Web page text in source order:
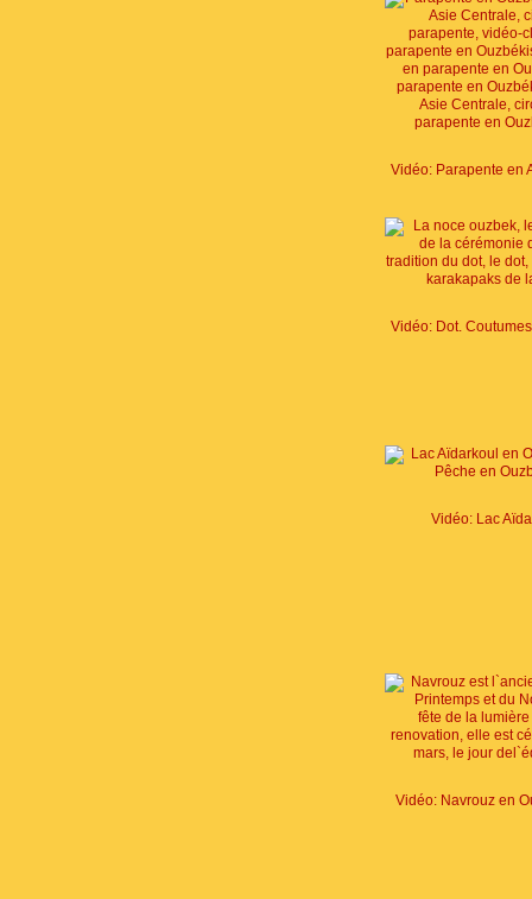
Vidéo: Lac
Vidéo: Navrouz en